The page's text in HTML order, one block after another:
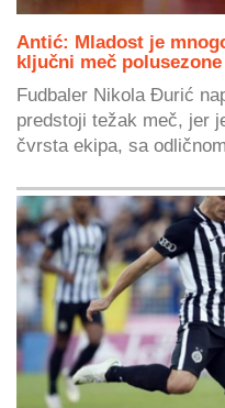
Antić: Mladost je
ključni meč polusezone
Fudbaler Nikola Đurić
predstoji težak meč, jer
čvrsta ekipa, sa